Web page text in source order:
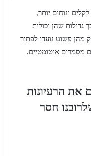
ונוחים יותר,
גדולות שהן יכולות
מהן פשוט נועדו לפתור
מסמרים אוטומטיים.
את הרעיונות
חסר